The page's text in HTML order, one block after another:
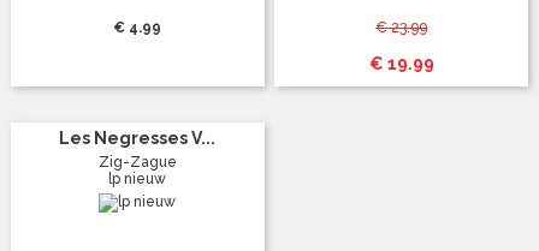
€ 4.99 € 23.99
€ 19.99
Les Negresses V...
Zig-Zague
lp nieuw